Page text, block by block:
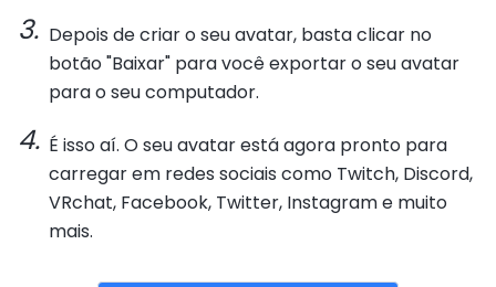
Depois de criar o seu avatar, basta clicar no
botão "Baixar" para você exportar o seu avatar
para o seu computador.
É isso aí. O seu avatar está agora pronto para
carregar em redes sociais como Twitch, Discord,
VRchat, Facebook, Twitter, Instagram e muito
mais.